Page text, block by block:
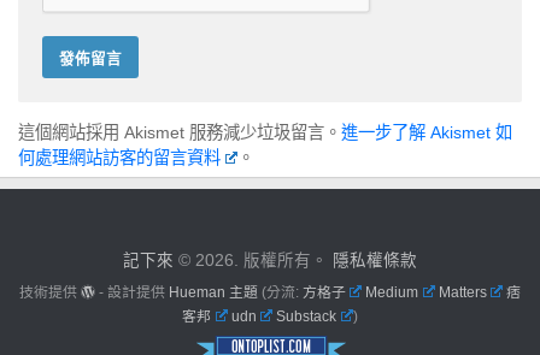
這個網站採用 Akismet 服務減少垃圾留言。 進一步了解 Akismet 如
何處理網站訪客的留言資料
。
記下來 © 2026. 版權所有。 隱私權條款
技術提供 - 設計提供 Hueman 主題 (分流: 方格子 Medium Matters
痞
客邦
udn Substack )